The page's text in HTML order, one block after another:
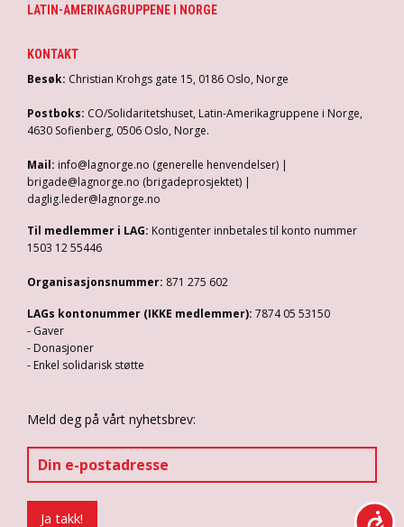
LATIN-AMERIKAGRUPPENE I NORGE
KONTAKT
Besøk: Christian Krohgs gate 15, 0186 Oslo, Norge
Postboks: CO/Solidaritetshuset, Latin-Amerikagruppene i Norge,
4630 Sofienberg, 0506 Oslo, Norge.
Mail: info@lagnorge.no (generelle henvendelser) |
brigade@lagnorge.no (brigadeprosjektet) |
daglig.leder@lagnorge.no
Til medlemmer i LAG: Kontigenter innbetales til konto nummer
1503 12 55446
Organisasjonsnummer: 871 275 602
LAGs kontonummer (IKKE medlemmer): 7874 05 53150
- Gaver
- Donasjoner
- Enkel solidarisk støtte
Meld deg på vårt nyhetsbrev: